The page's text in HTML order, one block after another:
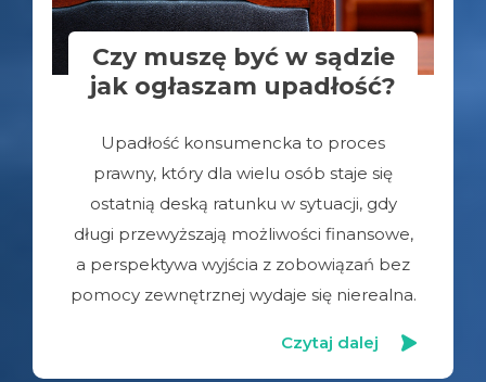
Czy muszę być w sądzie
jak ogłaszam upadłość?
Upadłość konsumencka to proces
prawny, który dla wielu osób staje się
ostatnią deską ratunku w sytuacji, gdy
długi przewyższają możliwości finansowe,
a perspektywa wyjścia z zobowiązań bez
pomocy zewnętrznej wydaje się nierealna.
Czytaj dalej